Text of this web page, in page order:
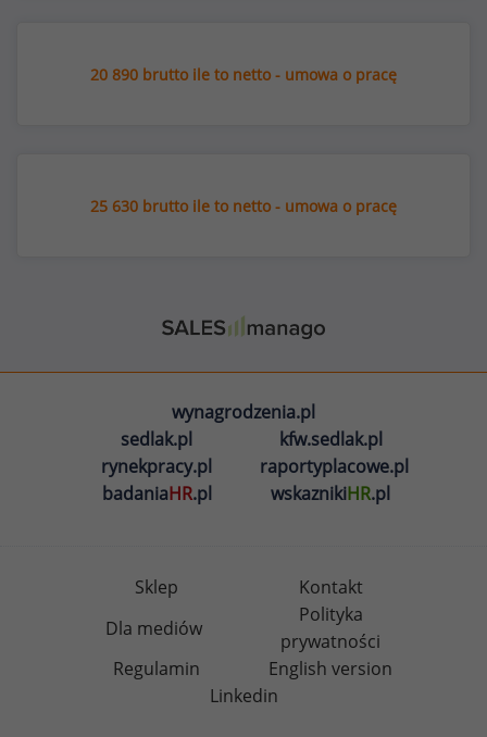
20 890 brutto ile to netto - umowa o pracę
25 630 brutto ile to netto - umowa o pracę
wynagrodzenia.pl
sedlak.pl
kfw.sedlak.pl
rynekpracy.pl
raportyplacowe.pl
badaniaHR.pl wskaznikiHR.pl
Sklep
Kontakt
Dla mediów
Polityka
prywatności
Regulamin
English version
Linkedin